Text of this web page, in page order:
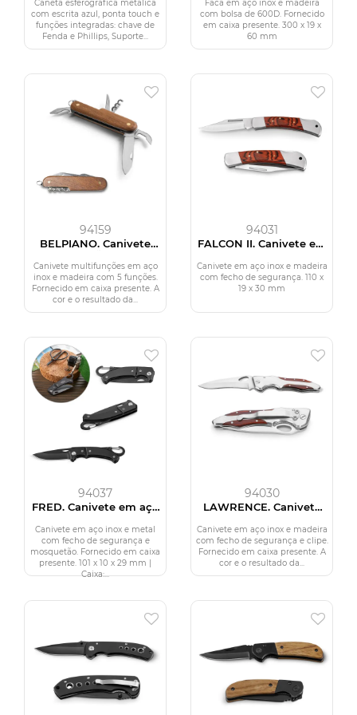
Caneta esferográfica metálica
com escrita azul, ponta touch e
funções integradas: chave de
Fenda e Phillips, Suporte...
Faca em aço inox e madeira
com bolsa de 600D. Fornecido
em caixa presente. 300 x 19 x
60 mm
94159
BELPIANO. Canivete
funções em aço inox e
madeira
Canivete multifunções em aço
inox e madeira com 5 funções.
Fornecido em caixa presente. A
cor e o resultado da...
94031
FALCON II. Canivete em
Canivete em aço inox e madeira
com fecho de segurança. 110 x
19 x 30 mm
94037
FRED. Canivete em aço
inox e metal com fecho
de segurança
Canivete em aço inox e metal
com fecho de segurança e
mosquetão. Fornecido em caixa
presente. 101 x 10 x 29 mm |
Caixa:...
94030
LAWRENCE. Canivete
com fecho de
segurança
Canivete em aço inox e madeira
com fecho de segurança e clipe.
Fornecido em caixa presente. A
cor e o resultado da...